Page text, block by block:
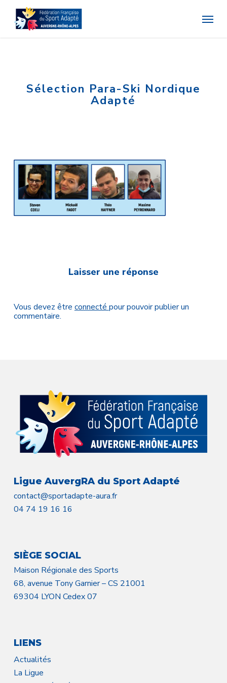
main
content
Menu
Sélection Para-Ski Nordique
Adapté
Laisser une réponse
Vous devez être connecté pour pouvoir publier un
commentaire.
Ligue AuvergRA du Sport Adapté
contact@sportadapte-aura.fr
04 74 19 16 16
SIÈGE SOCIAL
Maison Régionale des Sports
68, avenue Tony Garnier – CS 21001
69304 LYON Cedex 07
LIENS
Actualités
La Ligue